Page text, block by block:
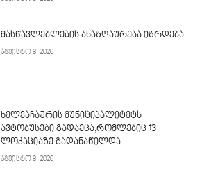
მასწავლებლების ანაზღაურება იზრდება
აგვისტო 8, 2026
ხელვაჩაურის მუნიციპალიტეტს
ავტობუსები გადაეცა,რომლებიც 13
ლოკაციაზე გადანაწილდა
აგვისტო 8, 2026